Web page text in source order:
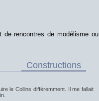
de rencontres de modélisme ou
Constructions
le Collins différemment. Il me fallait